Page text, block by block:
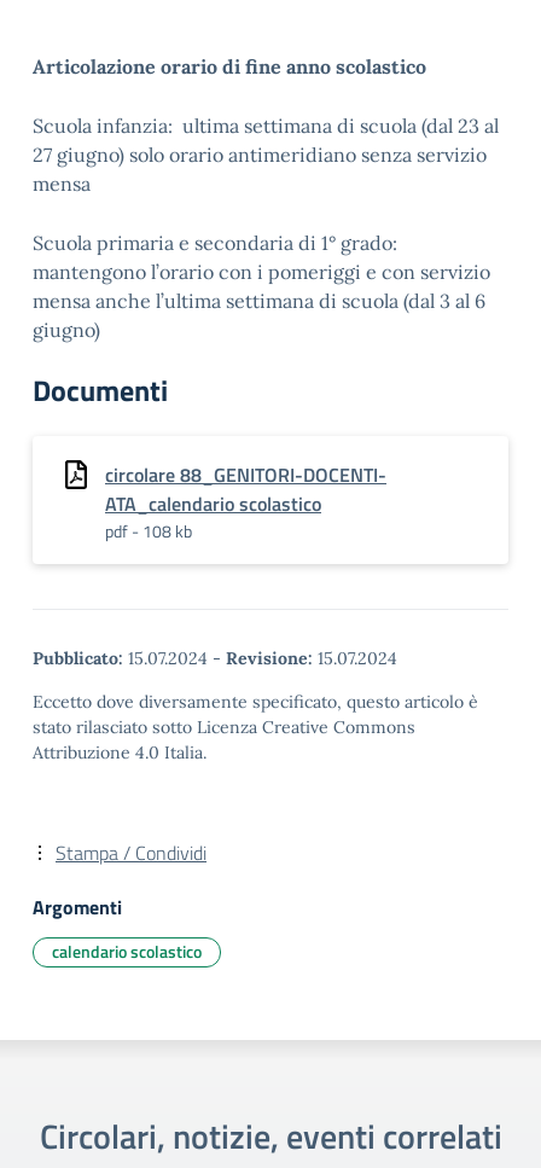
Articolazione orario di fine anno scolastico
Scuola infanzia: ultima settimana di scuola (dal 23 al
27 giugno) solo orario antimeridiano senza servizio
mensa
Scuola primaria e secondaria di 1° grado:
mantengono l’orario con i pomeriggi e con servizio
mensa anche l’ultima settimana di scuola (dal 3 al 6
giugno)
Documenti
circolare 88_GENITORI-DOCENTI-
ATA_calendario scolastico
pdf - 108 kb
Pubblicato: 15.07.2024 - Revisione: 15.07.2024
Eccetto dove diversamente specificato, questo articolo è
stato rilasciato sotto Licenza Creative Commons
Attribuzione 4.0 Italia.
Stampa / Condividi
Argomenti
calendario scolastico
Circolari, notizie, eventi correlati